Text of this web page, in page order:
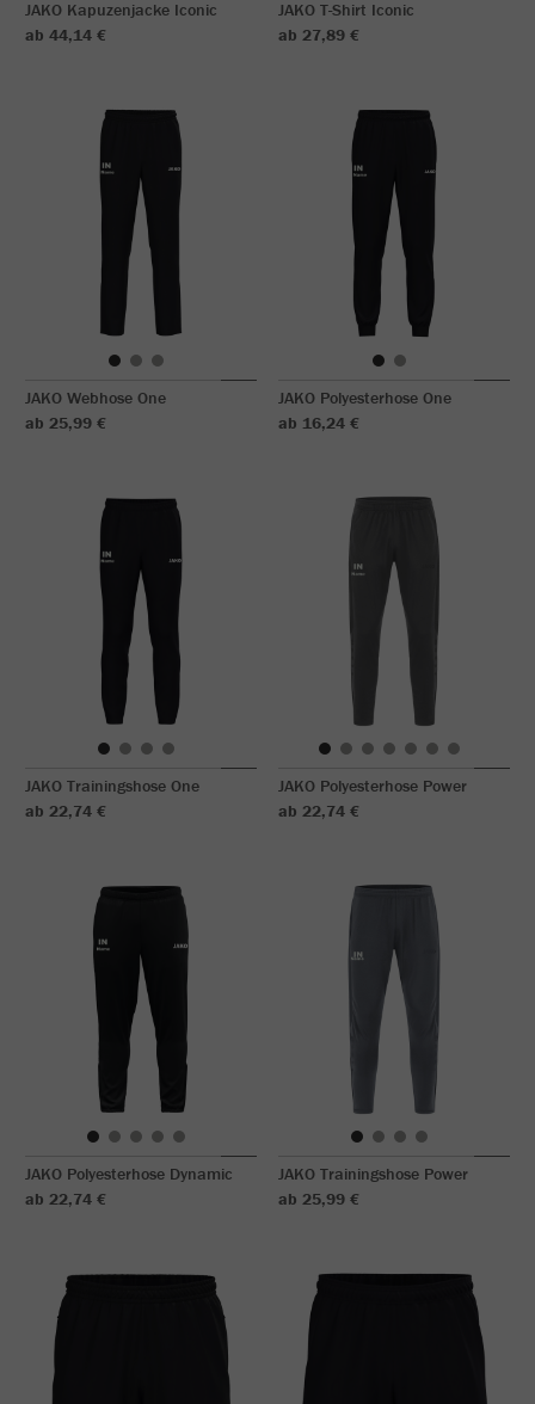
JAKO Kapuzenjacke Iconic
ab 44,14 €
JAKO T-Shirt Iconic
ab 27,89 €
JAKO Webhose One
ab 25,99 €
JAKO Polyesterhose One
ab 16,24 €
JAKO Trainingshose One
ab 22,74 €
JAKO Polyesterhose Power
ab 22,74 €
JAKO Polyesterhose Dynamic
ab 22,74 €
JAKO Trainingshose Power
ab 25,99 €